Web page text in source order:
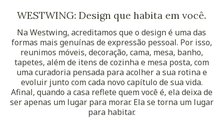
WESTWING: Design que habita em você.
Na Westwing, acreditamos que o design é uma das
formas mais genuínas de expressão pessoal. Por isso,
reunimos móveis, decoração, cama, mesa, banho,
tapetes, além de itens de cozinha e mesa posta, com
uma curadoria pensada para acolher a sua rotina e
evoluir junto com cada novo capítulo de sua vida.
Afinal, quando a casa reflete quem você é, ela deixa de
ser apenas um lugar para morar. Ela se torna um lugar
para habitar.